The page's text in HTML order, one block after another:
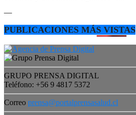
—
PUBLICACIONES MÁS VISTAS
GRUPO PRENSA DIGITAL
Teléfono: +56 9 4817 5372
Correo prensa@portalprensasalud.cl